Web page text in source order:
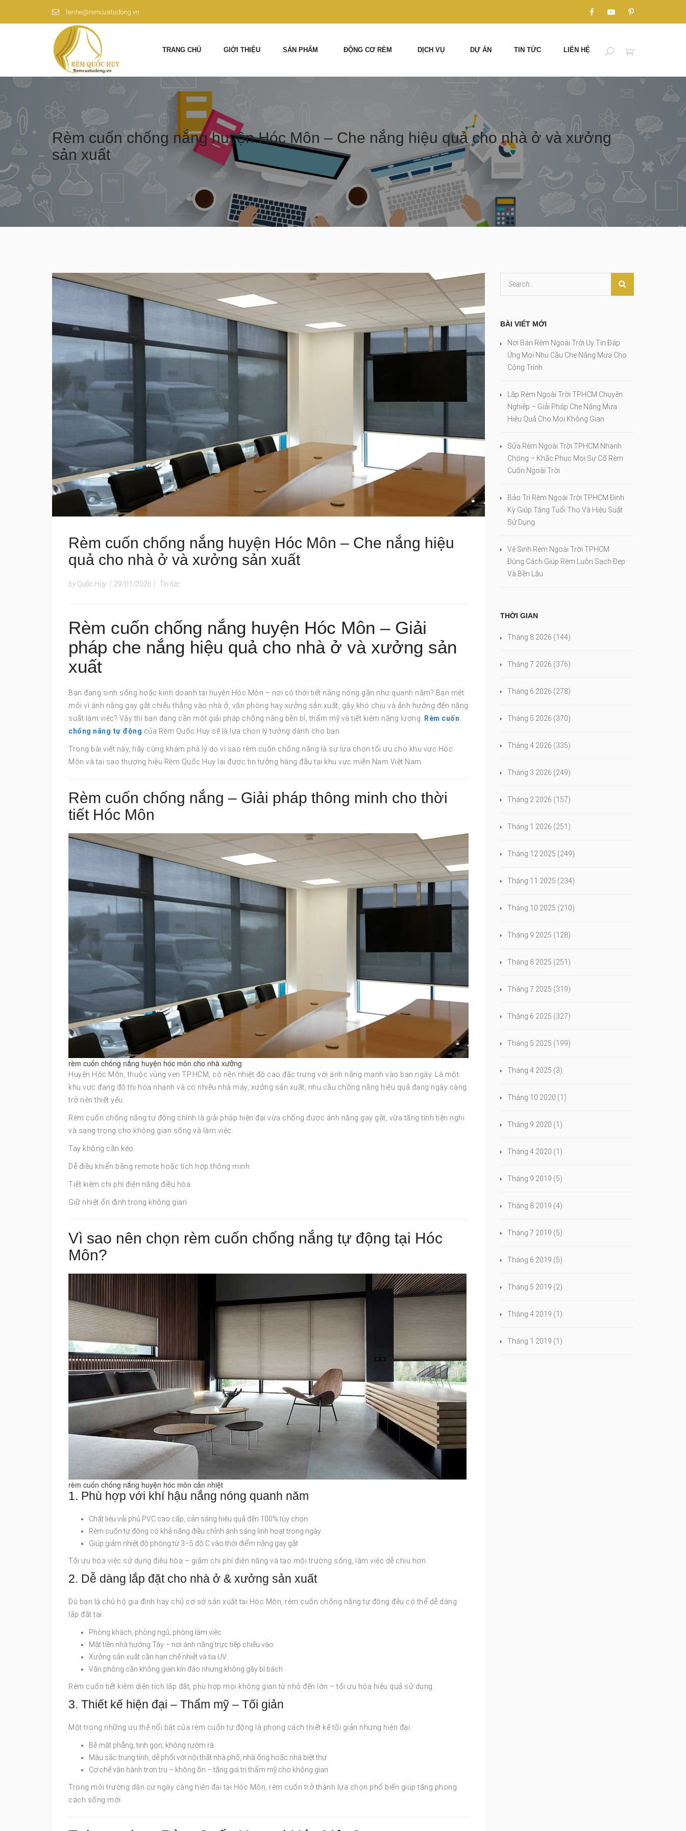
lienhe@remcuatudong.vn
TRANG CHỦ GIỚI THIỆU SẢN PHẨM ĐỘNG CƠ RÈM DỊCH VỤ DỰ ÁN TIN TỨC LIÊN HỆ
Rèm cuốn chống nắng huyện Hóc Môn – Che nắng hiệu quả cho nhà ở và xưởng
sản xuất
Rèm cuốn chống nắng huyện Hóc Môn – Che nắng hiệu
quả cho nhà ở và xưởng sản xuất
by Quốc Huy | 29/01/2026 | Tin tức
Rèm cuốn chống nắng huyện Hóc Môn – Giải
pháp che nắng hiệu quả cho nhà ở và xưởng sản
xuất
Bạn đang sinh sống hoặc kinh doanh tại huyện Hóc Môn – nơi có thời tiết nắng nóng gần như quanh năm? Bạn mệt
mỏi vì ánh nắng gay gắt chiếu thẳng vào nhà ở, văn phòng hay xưởng sản xuất, gây khó chịu và ảnh hưởng đến năng
suất làm việc? Vậy thì bạn đang cần một giải pháp chống nắng bền bỉ, thẩm mỹ và tiết kiệm năng lượng.
Rèm cuốn
chống nắng tự động của Rèm Quốc Huy sẽ là lựa chọn lý tưởng dành cho bạn.
Trong bài viết này, hãy cùng khám phá lý do vì sao rèm cuốn chống nắng là sự lựa chọn tối ưu cho khu vực Hóc
Môn và tại sao thương hiệu Rèm Quốc Huy lại được tin tưởng hàng đầu tại khu vực miền Nam Việt Nam.
Rèm cuốn chống nắng – Giải pháp thông minh cho thời
tiết Hóc Môn
rèm cuốn chống nắng huyện hóc môn cho nhà xưởng
Huyện Hóc Môn, thuộc vùng ven TP.HCM, có nền nhiệt độ cao đặc trưng với ánh nắng mạnh vào ban ngày. Là một
khu vực đang đô thị hóa nhanh và có nhiều nhà máy, xưởng sản xuất, nhu cầu chống nắng hiệu quả đang ngày càng
trở nên thiết yếu.
Rèm cuốn chống nắng tự động chính là giải pháp hiện đại vừa chống được ánh nắng gay gắt, vừa tăng tính tiện nghi
và sang trọng cho không gian sống và làm việc.
Tay không cần kéo
Dễ điều khiển bằng remote hoặc tích hợp thông minh
Tiết kiệm chi phí điện năng điều hòa
Giữ nhiệt ổn định trong không gian
Vì sao nên chọn rèm cuốn chống nắng tự động tại Hóc
Môn?
rèm cuốn chống nắng huyện hóc môn cản nhiệt
1. Phù hợp với khí hậu nắng nóng quanh năm
Chất liệu vải phủ PVC cao cấp, cản sáng hiệu quả đến 100% tùy chọn
Rèm cuốn tự động có khả năng điều chỉnh ánh sáng linh hoạt trong ngày
Giúp giảm nhiệt độ phòng từ 3–5 độ C vào thời điểm nắng gay gắt
Tối ưu hóa việc sử dụng điều hòa – giảm chi phí điện năng và tạo môi trường sống, làm việc dễ chịu hơn
2. Dễ dàng lắp đặt cho nhà ở & xưởng sản xuất
Dù bạn là chủ hộ gia đình hay chủ cơ sở sản xuất tại Hóc Môn, rèm cuốn chống nắng tự động đều có thể dễ dàng
lắp đặt tại:
Phòng khách, phòng ngủ, phòng làm việc
Mặt tiền nhà hướng Tây – nơi ánh nắng trực tiếp chiếu vào
Xưởng sản xuất cần hạn chế nhiệt và tia UV
Văn phòng cần không gian kín đáo nhưng không gây bí bách
Rèm cuốn tiết kiệm diện tích lắp đặt, phù hợp mọi không gian từ nhỏ đến lớn – tối ưu hóa hiệu quả sử dụng.
3. Thiết kế hiện đại – Thẩm mỹ – Tối giản
Một trong những ưu thế nổi bật của rèm cuốn tự động là phong cách thiết kế tối giản nhưng hiện đại.
Bề mặt phẳng, tinh gọn, không rườm rà
Màu sắc trung tính, dễ phối với nội thất nhà phố, nhà ống hoặc nhà biệt thự
Cơ chế vận hành trơn tru – không ồn – tăng giá trị thẩm mỹ cho không gian
Trong môi trường dân cư ngày càng hiện đại tại Hóc Môn, rèm cuốn trở thành lựa chọn phổ biến giúp tăng phong
cách sống mới.
BÀI VIẾT MỚI
Nơi Bán Rèm Ngoài Trời Uy Tín Đáp
Ứng Mọi Nhu Cầu Che Nắng Mưa Cho
Công Trình
Lắp Rèm Ngoài Trời TPHCM Chuyên
Nghiệp – Giải Pháp Che Nắng Mưa
Hiệu Quả Cho Mọi Không Gian
Sửa Rèm Ngoài Trời TPHCM Nhanh
Chóng – Khắc Phục Mọi Sự Cố Rèm
Cuốn Ngoài Trời
Bảo Trì Rèm Ngoài Trời TPHCM Định
Kỳ Giúp Tăng Tuổi Thọ Và Hiệu Suất
Sử Dụng
Vệ Sinh Rèm Ngoài Trời TPHCM
Đúng Cách Giúp Rèm Luôn Sạch Đẹp
Và Bền Lâu
THỜI GIAN
Tháng 8 2026 (144)
Tháng 7 2026 (376)
Tháng 6 2026 (278)
Tháng 5 2026 (370)
Tháng 4 2026 (335)
Tháng 3 2026 (249)
Tháng 2 2026 (157)
Tháng 1 2026 (251)
Tháng 12 2025 (249)
Tháng 11 2025 (234)
Tháng 10 2025 (210)
Tháng 9 2025 (128)
Tháng 8 2025 (251)
Tháng 7 2025 (319)
Tháng 6 2025 (327)
Tháng 5 2025 (199)
Tháng 4 2025 (3)
Tháng 10 2020 (1)
Tháng 9 2020 (1)
Tháng 4 2020 (1)
Tháng 9 2019 (5)
Tháng 8 2019 (4)
Tháng 7 2019 (5)
Tháng 6 2019 (5)
Tháng 5 2019 (2)
Tháng 4 2019 (1)
Tháng 1 2019 (1)